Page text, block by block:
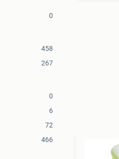
0
458
267
0
6
72
466